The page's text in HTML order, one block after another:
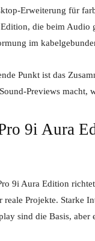
Erweiterung für
die beim Audio
im
Punkt ist das
Previews macht,
9i Aura
9i Aura Edition
reale Projekte. Starke
sind die Basis, aber